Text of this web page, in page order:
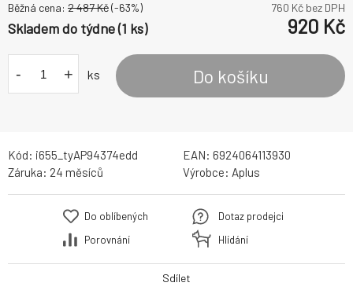
Běžná cena: 2 487Kč(-63%) 760 Kč bez DPH
Skladem do týdne (1 ks) 920 Kč
- + ks Do košíku
Kód: i655_tyAP94374edd EAN: 6924064113930
Záruka: 24 měsíců Výrobce: Aplus
Do oblíbených
Porovnání
Dotaz prodejci
Hlídání
Sdílet